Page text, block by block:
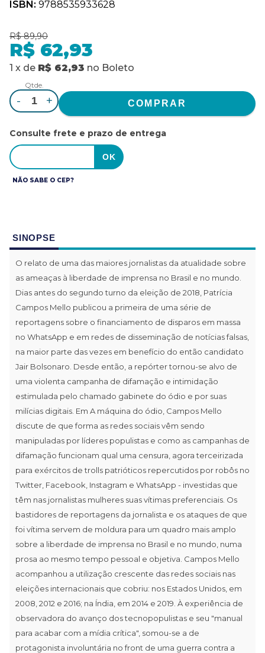
ISBN: 9788535933628
R$ 89,90
R$ 62,93
1 x de R$ 62,93 no Boleto
Qtde.
- +
Consulte frete e prazo de entrega
NÃO SABE O CEP?
SINOPSE
O relato de uma das maiores jornalistas da atualidade sobre
as ameaças à liberdade de imprensa no Brasil e no mundo.
Dias antes do segundo turno da eleição de 2018, Patrícia
Campos Mello publicou a primeira de uma série de
reportagens sobre o financiamento de disparos em massa
no WhatsApp e em redes de disseminação de notícias falsas,
na maior parte das vezes em benefício do então candidato
Jair Bolsonaro. Desde então, a repórter tornou-se alvo de
uma violenta campanha de difamação e intimidação
estimulada pelo chamado gabinete do ódio e por suas
milícias digitais. Em A máquina do ódio, Campos Mello
discute de que forma as redes sociais vêm sendo
manipuladas por líderes populistas e como as campanhas de
difamação funcionam qual uma censura, agora terceirizada
para exércitos de trolls patrióticos repercutidos por robôs no
Twitter, Facebook, Instagram e WhatsApp - investidas que
têm nas jornalistas mulheres suas vítimas preferenciais. Os
bastidores de reportagens da jornalista e os ataques de que
foi vítima servem de moldura para um quadro mais amplo
sobre a liberdade de imprensa no Brasil e no mundo, numa
prosa ao mesmo tempo pessoal e objetiva. Campos Mello
acompanhou a utilização crescente das redes sociais nas
eleições internacionais que cobriu: nos Estados Unidos, em
2008, 2012 e 2016; na Índia, em 2014 e 2019. À experiência de
observadora do avanço dos tecnopopulistas e seu "manual
para acabar com a mídia crítica", somou-se a de
protagonista involuntária no front de uma guerra contra a